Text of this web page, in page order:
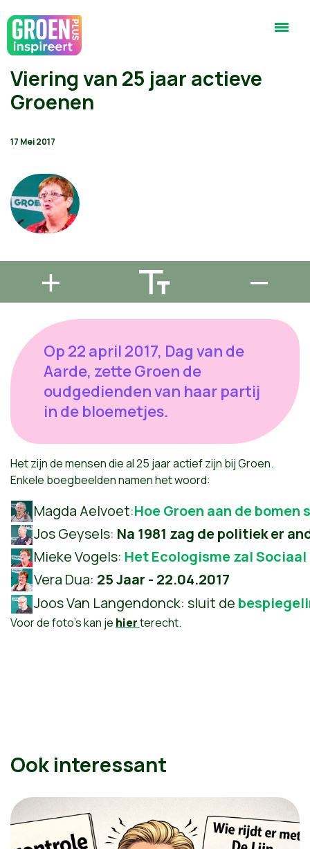
Viering van 25 jaar actieve
Groenen
17 Mei 2017
Op 22 april 2017, Dag van de
Aarde, zette Groen de
oudgedienden van haar partij
in de bloemetjes.
Het zijn de mensen die al 25 jaar actief zijn bij Groen.
Enkele boegbeelden namen het woord:
Magda Aelvoet:Hoe Groen aan de bomen
Jos Geysels: Na 1981 zag de politiek er
Mieke Vogels: Het Ecologisme zal
Vera Dua: 25 Jaar - 22.04.2017
Joos Van Langendonck: sluit de
Voor de foto's kan je hierterecht.
Ook interessant